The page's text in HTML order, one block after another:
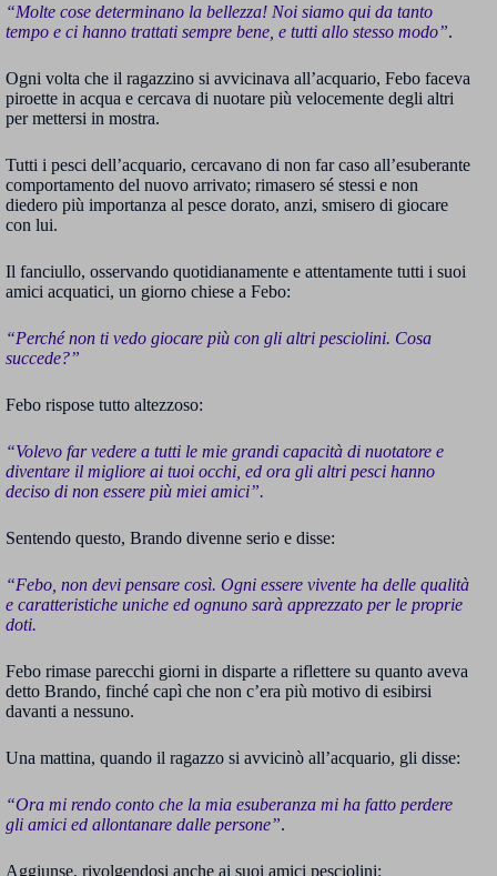
“Molte cose determinano la bellezza! Noi siamo qui da tanto
tempo e ci hanno trattati sempre bene, e tutti allo stesso modo”.
Ogni volta che il ragazzino si avvicinava all’acquario, Febo faceva
piroette in acqua e cercava di nuotare più velocemente degli altri
per mettersi in mostra.
Tutti i pesci dell’acquario, cercavano di non far caso all’esuberante
comportamento del nuovo arrivato; rimasero sé stessi e non
diedero più importanza al pesce dorato, anzi, smisero di giocare
con lui.
Il fanciullo, osservando quotidianamente e attentamente tutti i suoi
amici acquatici, un giorno chiese a Febo:
“Perché non ti vedo giocare più con gli altri pesciolini. Cosa
succede?”
Febo rispose tutto altezzoso:
“Volevo far vedere a tutti le mie grandi capacità di nuotatore e
diventare il migliore ai tuoi occhi, ed ora gli altri pesci hanno
deciso di non essere più miei amici”.
Sentendo questo, Brando divenne serio e disse:
“Febo, non devi pensare così. Ogni essere vivente ha delle qualità
e caratteristiche uniche ed ognuno sarà apprezzato per le proprie
doti.
Febo rimase parecchi giorni in disparte a riflettere su quanto aveva
detto Brando, finché capì che non c’era più motivo di esibirsi
davanti a nessuno.
Una mattina, quando il ragazzo si avvicinò all’acquario, gli disse:
“Ora mi rendo conto che la mia esuberanza mi ha fatto perdere
gli amici ed allontanare dalle persone”.
Aggiunse, rivolgendosi anche ai suoi amici pesciolini: